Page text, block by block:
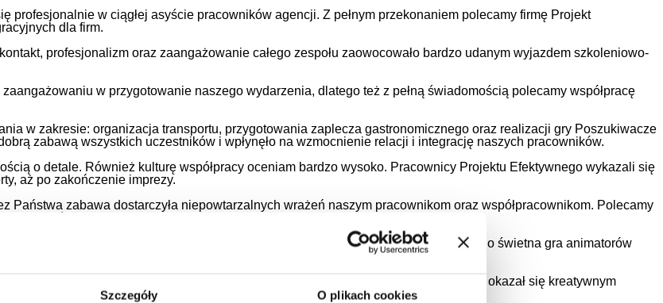
Szczegóły O plikach cookies
profesjonalnie w ciągłej asyście pracowników agencji. Z pełnym przekonaniem polecamy firmę Projekt
dla firm.
profesjonalizm oraz zaangażowanie całego zespołu zaowocowało bardzo udanym wyjazdem szkoleniowo-
w przygotowanie naszego wydarzenia, dlatego też z pełną świadomością polecamy współpracę
w zakresie: organizacja transportu, przygotowania zaplecza gastronomicznego oraz realizacji gry Poszukiwacze
zabawą wszystkich uczestników i wpłynęło na wzmocnienie relacji i integrację naszych pracowników.
o detale. Również kulturę współpracy oceniam bardzo wysoko. Pracownicy Projektu Efektywnego wykazali się
aż po zakończenie imprezy.
Państwa zabawa dostarczyła niepowtarzalnych wrażeń naszym pracownikom oraz współpracownikom. Polecamy
doświadczeniem.
był zrealizowany w ramach team buildingu scenariusz „Sabotaż”. Cechowały go świetna gra animatorów
bawiliśmy się podczas zorganizowanej imprezy tanecznej.
oraz profesjonalną oprawą muzyczną zaproponowany przez Projekt Efektywny okazał się kreatywnym
wspólnego czasu.